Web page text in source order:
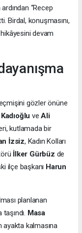
“Recep
Birdal, konuşmasını,
devam
gözler önüne
veAli
kutlamada bir
İzsiz, Kadın Kolları
İlker Gürbüz de
ilçe başkanı Harun
planlanan
Masa
ayakta kalmasına